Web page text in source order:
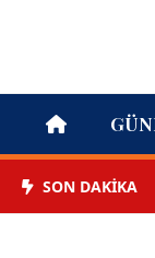
SON DAKİKA